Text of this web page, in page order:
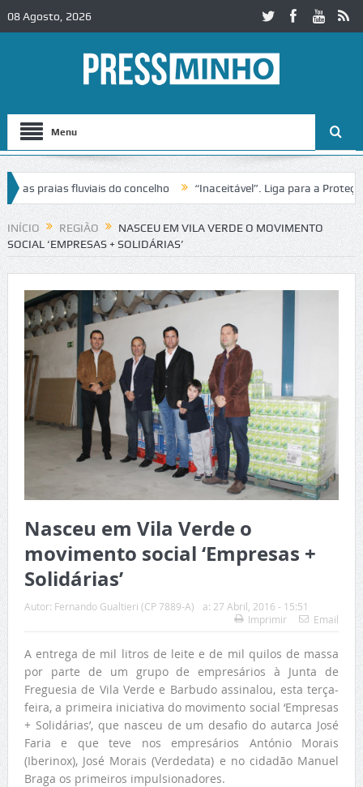
08 Agosto, 2026
Menu
praias fluviais do concelho “Inaceitável”. Liga para a Proteção da
de trânsito no IC2 em Alcobaça Igreja do Castelo de Cerveira
INÍCIO REGIÃO
NASCEU EM VILA VERDE O MOVIMENTO
SOCIAL ‘EMPRESAS + SOLIDÁRIAS’
Nasceu em Vila Verde o
movimento social ‘Empresas +
Solidárias’
Autor: Fernando Gualtieri (CP 7889-A) a: 27 Abril, 2016 - 15:51
Imprimir
Email
A entrega de mil litros de leite e de mil quilos de massa
por parte de um grupo de empresários à Junta de
Freguesia de Vila Verde e Barbudo assinalou, esta terça-
feira, a primeira iniciativa do movimento social ‘Empresas
+ Solidárias’, que nasceu de um desafio do autarca José
Faria e que teve nos empresários António Morais
(Iberinox), José Morais (Verdedata) e no cidadão Manuel
Braga os primeiros impulsionadores.